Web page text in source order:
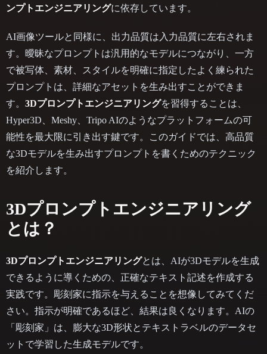
ンプトエンジニアリングに依存しています。
AI画像ツールと同様に、出力品質は入力品質に左右されま
す。曖昧なプロンプトは汎用的なモデルにつながり、一方
で被写体、素材、スタイルを明確に指定したよく練られた
プロンプトは、詳細なアセットを生み出すことができま
す。 3Dプロンプトエンジニアリングを習得することは、
Hyper3D、Meshy、Tripo AIのようなプラットフォームの可
能性を最大限に引き出す鍵です。このガイドでは、高品質
な3Dモデルを生み出すプロンプトを書くためのテクニック
を紹介します。
3Dプロンプトエンジニアリング
とは？
3Dプロンプトエンジニアリングとは、AIが3Dモデルを生成
できるように導くための、正確なテキスト記述を作成する
実践です。彫刻家に指示を与えることを想像してみてくだ
さい。指示が明確であるほど、結果は良くなります。AIの
「彫刻家」は、膨大な3D形状とテキストラベルのデータセ
ットで学習した生成モデルです。